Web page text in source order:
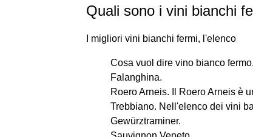
Quali sono i vini bianchi
I migliori vini bianchi fermi, l'elenco
Cosa vuol dire vino bianco fermo.
Falanghina.
Roero Arneis. Il Roero Arneis è
Trebbiano. Nell'elenco dei vini
Gewürztraminer.